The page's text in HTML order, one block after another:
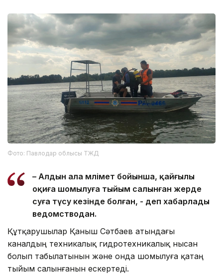
Фото: Павлодар облысы ТЖД
– Алдын ала мәлімет бойынша, қайғылы
оқиға шомылуға тыйым салынған жерде
суға түсу кезінде болған, - деп хабарлады
ведомстводан.
Құтқарушылар Қаныш Сәтбаев атындағы
каналдың техникалық гидротехникалық нысан
болып табылатынын және онда шомылуға қатаң
тыйым салынғанын ескертеді.